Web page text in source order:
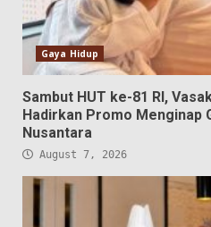
Gaya Hidup
Sambut HUT ke-81 RI,
Hadirkan Promo Menginap
Nusantara
August 7, 2026